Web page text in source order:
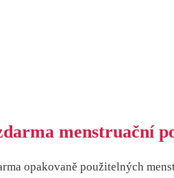
menstruační
opakovaně použitelných